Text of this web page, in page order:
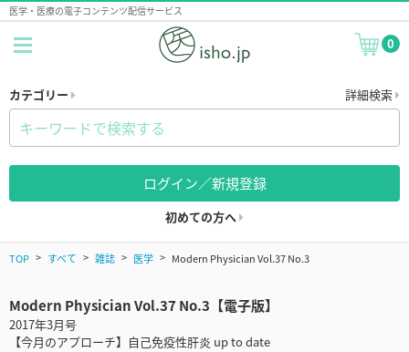
医学・医療の電子コンテンツ配信サービス
0
カテゴリー 詳細検索
ログイン／新規登録
初めての方へ
TOP すべて 雑誌 医学 Modern Physician Vol.37 No.3
Modern Physician Vol.37 No.3【電子版】
2017年3月号
【今月のアプローチ】自己免疫性肝炎 up to date